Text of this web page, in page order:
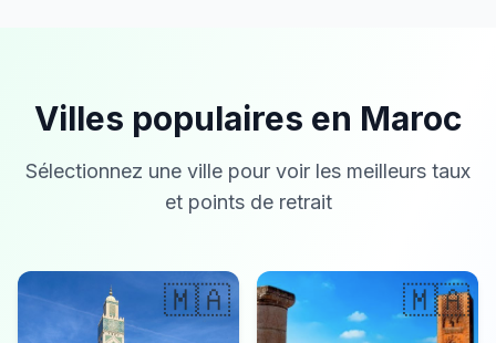
Villes populaires en Maroc
Sélectionnez une ville pour voir les meilleurs taux
et points de retrait
🇲🇦 🇲🇦